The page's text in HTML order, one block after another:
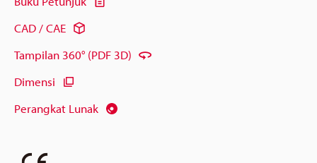
CAD / CAE
Tampilan 360° (PDF 3D)
Dimensi
Perangkat Lunak